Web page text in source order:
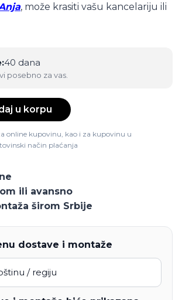
, može krasiti vašu kancelariju ili
40 dana
posebno za vas.
u korpu
online kupovinu, kao i za kupovinu u
način plaćanja
ili avansno
širom Srbije
dostave i montaže